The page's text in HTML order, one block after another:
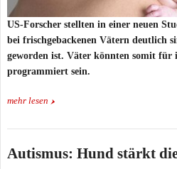
US-Forscher stellten in einer neuen
bei frischgebackenen Vätern deutlich
geworden ist. Väter könnten somit für
programmiert sein.
mehr lesen
Autismus: Hund stärkt